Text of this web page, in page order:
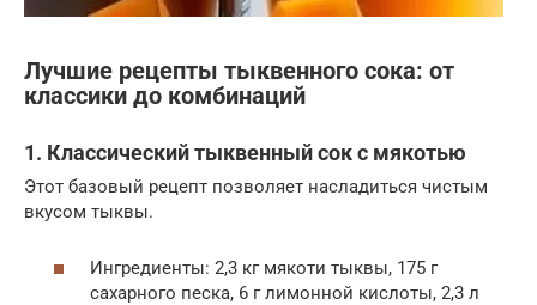
Лучшие рецепты тыквенного сока: от
классики до комбинаций
1. Классический тыквенный сок с мякотью
Этот базовый рецепт позволяет насладиться чистым
вкусом тыквы.
Ингредиенты: 2,3 кг мякоти тыквы, 175 г
сахарного песка, 6 г лимонной кислоты, 2,3 л